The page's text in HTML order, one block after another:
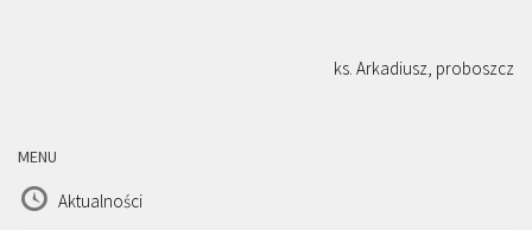
ks. Arkadiusz, proboszcz
MENU
Aktualności